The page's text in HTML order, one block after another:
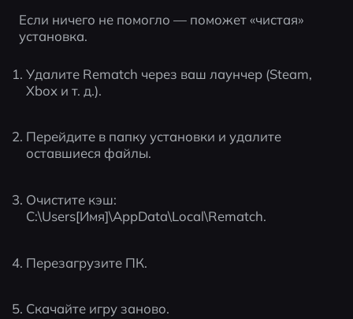
Если ничего не помогло — поможет «чистая»
установка.
Удалите Rematch через ваш лаунчер (Steam,
Xbox и т. д.).
Перейдите в папку установки и удалите
оставшиеся файлы.
Очистите кэш:
C:\Users[Имя]\AppData\Local\Rematch.
Перезагрузите ПК.
Скачайте игру заново.